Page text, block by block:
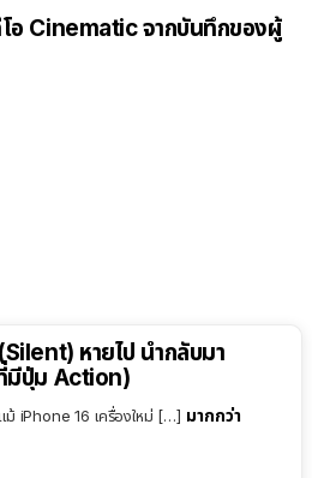
อ Cinematic จากบันทึกของผู้
หายไป นำกลับมา
มีปุ่ม Action)
ม้ iPhone 16 เครื่องใหม่ […] มากกว่า